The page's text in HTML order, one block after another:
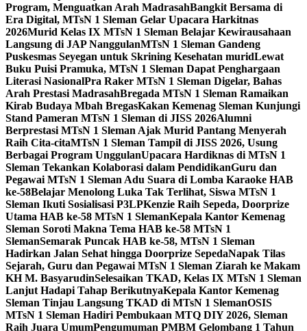
Program, Menguatkan Arah MadrasahBangkit Bersama di
Era Digital, MTsN 1 Sleman Gelar Upacara Harkitnas
2026Murid Kelas IX MTsN 1 Sleman Belajar Kewirausahaan
Langsung di JAP NanggulanMTsN 1 Sleman Gandeng
Puskesmas Seyegan untuk Skrining Kesehatan muridLewat
Buku Puisi Pramuka, MTsN 1 Sleman Dapat Penghargaan
Literasi NasionalPra Raker MTsN 1 Sleman Digelar, Bahas
Arah Prestasi MadrasahBregada MTsN 1 Sleman Ramaikan
Kirab Budaya Mbah BregasKakan Kemenag Sleman Kunjungi
Stand Pameran MTsN 1 Sleman di JISS 2026Alumni
Berprestasi MTsN 1 Sleman Ajak Murid Pantang Menyerah
Raih Cita-citaMTsN 1 Sleman Tampil di JISS 2026, Usung
Berbagai Program UnggulanUpacara Hardiknas di MTsN 1
Sleman Tekankan Kolaborasi dalam PendidikanGuru dan
Pegawai MTsN 1 Sleman Adu Suara di Lomba Karaoke HAB
ke-58Belajar Menolong Luka Tak Terlihat, Siswa MTsN 1
Sleman Ikuti Sosialisasi P3LPKenzie Raih Sepeda, Doorprize
Utama HAB ke-58 MTsN 1 SlemanKepala Kantor Kemenag
Sleman Soroti Makna Tema HAB ke-58 MTsN 1
SlemanSemarak Puncak HAB ke-58, MTsN 1 Sleman
Hadirkan Jalan Sehat hingga Doorprize SepedaNapak Tilas
Sejarah, Guru dan Pegawai MTsN 1 Sleman Ziarah ke Makam
KH M. BasyarudinSelesaikan TKAD, Kelas IX MTsN 1 Sleman
Lanjut Hadapi Tahap BerikutnyaKepala Kantor Kemenag
Sleman Tinjau Langsung TKAD di MTsN 1 SlemanOSIS
MTsN 1 Sleman Hadiri Pembukaan MTQ DIY 2026, Sleman
Raih Juara UmumPengumuman PMBM Gelombang 1 Tahun